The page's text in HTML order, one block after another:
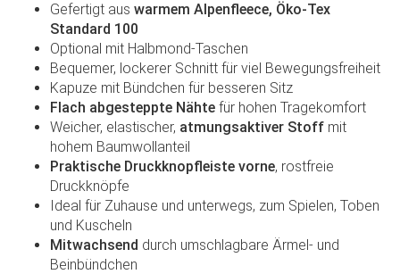
Gefertigt aus warmem Alpenfleece, Öko-Tex
Standard 100
Optional mit Halbmond-Taschen
Bequemer, lockerer Schnitt für viel Bewegungsfreiheit
Kapuze mit Bündchen für besseren Sitz
Flach abgesteppte Nähte für hohen Tragekomfort
Weicher, elastischer, atmungsaktiver Stoff mit
hohem Baumwollanteil
Praktische Druckknopfleiste vorne, rostfreie
Druckknöpfe
Ideal für Zuhause und unterwegs, zum Spielen, Toben
und Kuscheln
Mitwachsend durch umschlagbare Ärmel- und
Beinbündchen